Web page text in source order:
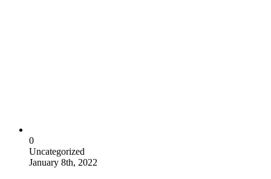
0
Uncategorized
January 8th, 2022